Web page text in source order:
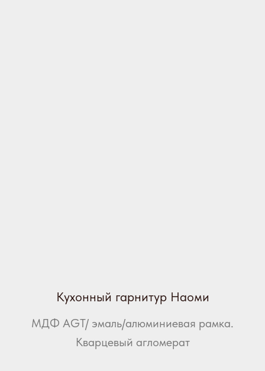
Кухонный гарнитур Наоми
МДФ AGT/ эмаль/алюминиевая рамка.
Кварцевый агломерат